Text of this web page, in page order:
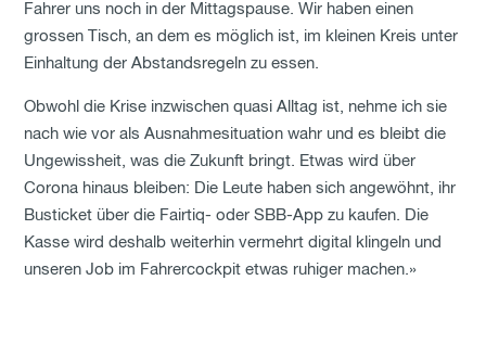
Fahrer uns noch in der Mittagspause. Wir haben einen
grossen Tisch, an dem es möglich ist, im kleinen Kreis unter
Einhaltung der Abstandsregeln zu essen.
Obwohl die Krise inzwischen quasi Alltag ist, nehme ich sie
nach wie vor als Ausnahmesituation wahr und es bleibt die
Ungewissheit, was die Zukunft bringt. Etwas wird über
Corona hinaus bleiben: Die Leute haben sich angewöhnt, ihr
Busticket über die Fairtiq- oder SBB-App zu kaufen. Die
Kasse wird deshalb weiterhin vermehrt digital klingeln und
unseren Job im Fahrercockpit etwas ruhiger machen.»